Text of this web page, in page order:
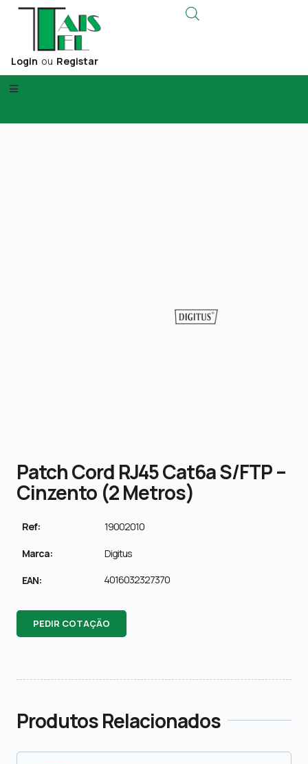
Login ou Registar
Patch Cord RJ45 Cat6a S/FTP –
Cinzento (2 Metros)
Ref: 19002010
Marca: Digitus
EAN: 4016032327370
PEDIR COTAÇÃO
Produtos Relacionados